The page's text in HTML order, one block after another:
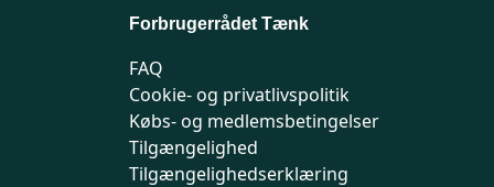
Forbrugerrådet Tænk
FAQ
Cookie- og privatlivspolitik
Købs- og medlemsbetingelser
Tilgængelighed
Tilgængelighedserklæring